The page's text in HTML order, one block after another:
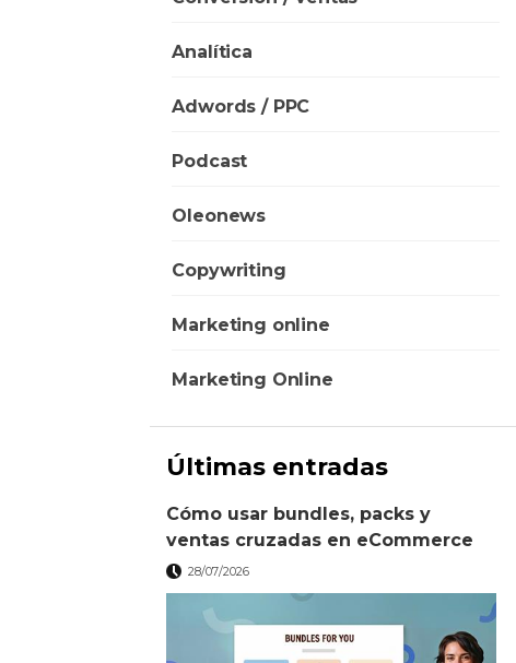
Analítica
Adwords / PPC
Podcast
Oleonews
Copywriting
Marketing online
Marketing Online
Últimas entradas
Cómo usar bundles, packs y
ventas cruzadas en eCommerce
28/07/2026